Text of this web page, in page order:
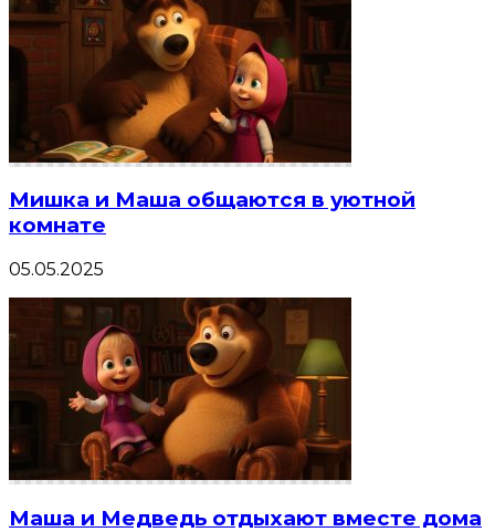
Мишка и Маша общаются в уютной
комнате
05.05.2025
Маша и Медведь отдыхают вместе дома